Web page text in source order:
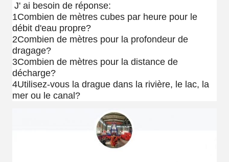
J' ai besoin de réponse:
1Combien de mètres cubes par heure pour le
débit d'eau propre?
2Combien de mètres pour la profondeur de
dragage?
3Combien de mètres pour la distance de
décharge?
4Utilisez-vous la drague dans la rivière, le lac, la
mer ou le canal?